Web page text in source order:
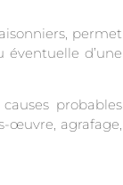
permet
d’une
probables
œuvre, agrafage,